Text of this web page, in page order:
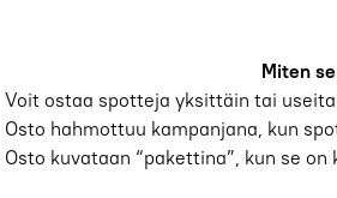
Miten
Voit ostaa spotteja yksittäin tai
Osto hahmottuu kampanjana, kun
Osto kuvataan “pakettina”, kun se